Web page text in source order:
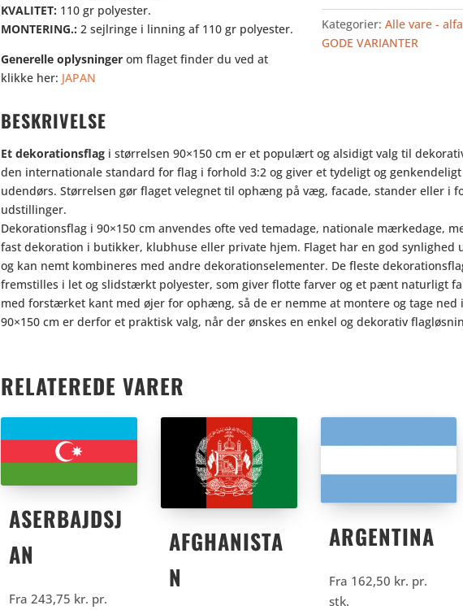
KVALITET: 110 gr polyester.
MONTERING.: 2 sejlringe i linning af 110 gr polyester.
Generelle oplysninger om flaget finder du ved at
klikke her: JAPAN
DEKOFLAG
antal
Kategorier:Alle vare -
GODE VARIANTER
BESKRIVELSE
Et dekorationsflag i størrelsen 90×150 cm er et populært og alsidigt valg til
den internationale standard for flag i forhold 3:2 og giver et tydeligt og
udendørs. Størrelsen gør flaget velegnet til ophæng på væg, facade, stander eller i
udstillinger.
Dekorationsflag i 90×150 cm anvendes ofte ved temadage, nationale mærkedage,
fast dekoration i butikker, klubhuse eller private hjem. Flaget har en god synlighed
og kan nemt kombineres med andre dekorationselementer. De fleste
fremstilles i let og slidstærkt polyester, som giver flotte farver og et pænt naturligt
med forstærket kant med øjer for ophæng, så de er nemme at montere og tage ned
90×150 cm er derfor et praktisk valg, når der ønskes en enkel og dekorativ
RELATEREDE VARER
ASERBAJDSJ
AN
Fra243,75 kr. pr.
AFGHANISTA
N
ARGENTINA
Fra 162,50 kr. pr.
stk.